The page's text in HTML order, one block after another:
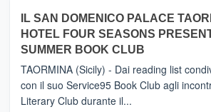
da
Neos
PIEDIMONTE
ETNEO
–
Meta
turistica
privilegiata
secondo
IL SAN DOMENICO PALACE
HOTEL FOUR SEASONS
SUMMER BOOK CLUB
TAORMINA (Sicily) - Dai reading list
con il suo Service95 Book Club agli
Literary Club durante il...